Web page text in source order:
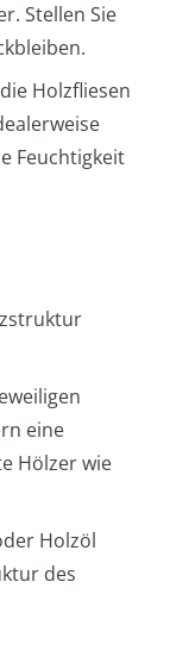
Stellen Sie
Holzfliesen
Feuchtigkeit
eine
Hölzer wie
Holzöl
des